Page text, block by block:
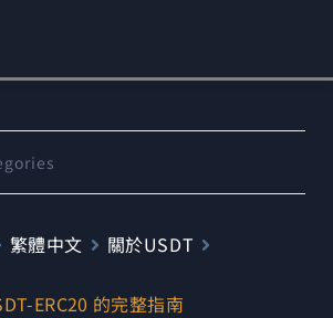
繁體中文
關於USDT
ERC20 的完整指南